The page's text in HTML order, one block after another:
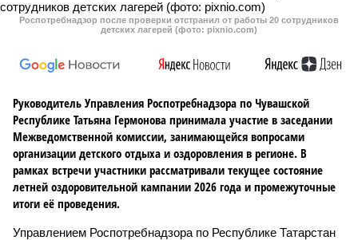
Роспотребнадзор после проверки отстранил от работы 20 сотрудников
детских лагерей (фото: pixnio.com)
Руководитель Управления Роспотребнадзора по Чувашской
Республике Татьяна Гермонова принимала участие в заседании
Межведомственной комиссии, занимающейся вопросами
организации детского отдыха и оздоровления в регионе. В
рамках встречи участники рассматривали текущее состояние
летней оздоровительной кампании 2026 года и промежуточные
итоги её проведения.
Управлением Роспотребнадзора по Республике Татарстан